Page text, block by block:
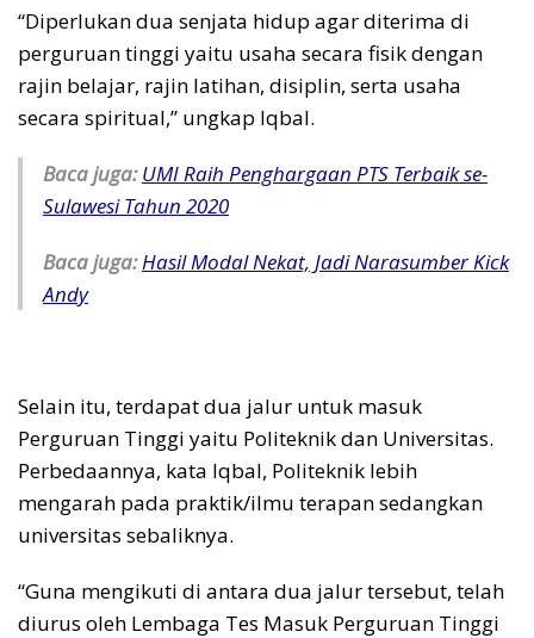
“Diperlukan dua senjata hidup agar diterima di
perguruan tinggi yaitu usaha secara fisik dengan
rajin belajar, rajin latihan, disiplin, serta usaha
secara spiritual,” ungkap Iqbal.
Baca juga: UMI Raih Penghargaan PTS Terbaik se-
Sulawesi Tahun 2020
Baca juga:Hasil Modal Nekat, Jadi Narasumber Kick
Andy
Selain itu, terdapat dua jalur untuk masuk
Perguruan Tinggi yaitu Politeknik dan Universitas.
Perbedaannya, kata Iqbal, Politeknik lebih
mengarah pada praktik/ilmu terapan sedangkan
universitas sebaliknya.
“Guna mengikuti di antara dua jalur tersebut, telah
diurus oleh Lembaga Tes Masuk Perguruan Tinggi